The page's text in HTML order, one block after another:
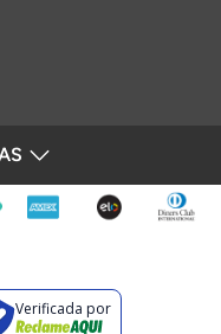
Verificada por